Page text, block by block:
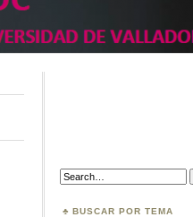
Search:
BUSCAR POR TEMA